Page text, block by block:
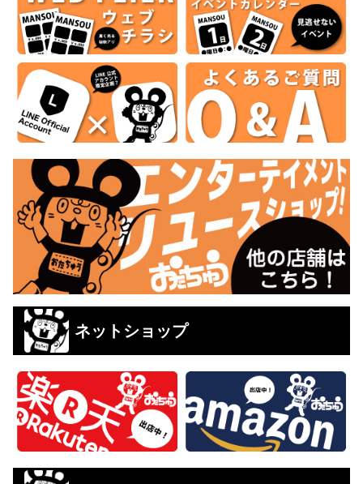
ネットショップ